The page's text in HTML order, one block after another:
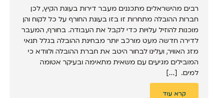
רבים מהישראלים מתכננים מעבר דירות בעונת הקיץ, לכן
חברות ההובלה מתחרות זו בזו בעונת החורף על כל לקוח והן
מוכנות להוזיל עלויות כדי לקבל את העבודה. בחורף, המעבר
לדירה חדשה מעט מורכב יותר מבחינת ההובלה בגלל תנאי
מזג האוויר, ועלינו לבחור היטב את חברת ההובלה ולוודא כי
המובילים מגיעים עם משאית מתאימה ובעיקר אטומה
למים. [...]
קרא עוד